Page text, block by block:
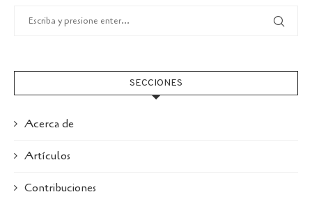
SECCIONES
Acerca de
Artículos
Contribuciones